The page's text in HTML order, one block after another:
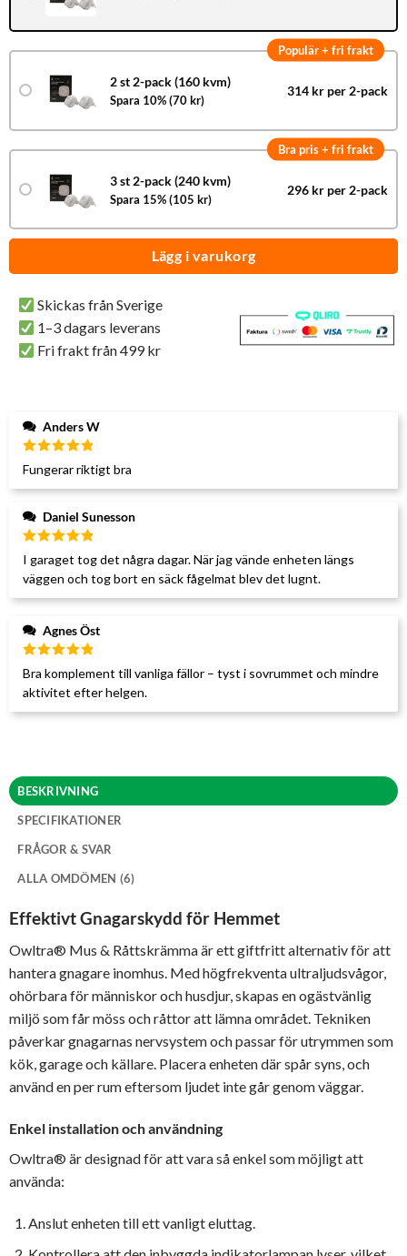
Populär + fri frakt
2 st 2-pack (160 kvm)
Spara 10% (70 kr)
314 kr per 2-pack
Bra pris + fri frakt
3 st 2-pack (240 kvm)
Spara 15% (105 kr)
296 kr per 2-pack
Lägg i varukorg
Skickas från Sverige
1–3 dagars leverans
Fri frakt från 499 kr
Anders W
Betygsatt
5av 5
Fungerar riktigt bra
Daniel Sunesson
Betygsatt
5 av 5
I garaget tog det några dagar. När jag vände enheten längs
väggen och tog bort en säck fågelmat blev det lugnt.
Agnes Öst
Betygsatt
5av 5
Bra komplement till vanliga fällor – tyst i sovrummet och mindre
aktivitet efter helgen.
BESKRIVNING
SPECIFIKATIONER
FRÅGOR & SVAR
ALLA OMDÖMEN (6)
Effektivt Gnagarskydd för Hemmet
Owltra® Mus & Råttskrämma är ett giftfritt alternativ för att
hantera gnagare inomhus. Med högfrekventa ultraljudsvågor,
ohörbara för människor och husdjur, skapas en ogästvänlig
miljö som får möss och råttor att lämna området. Tekniken
påverkar gnagarnas nervsystem och passar för utrymmen som
kök, garage och källare. Placera enheten där spår syns, och
använd en per rum eftersom ljudet inte går genom väggar.
Enkel installation och användning
Owltra® är designad för att vara så enkel som möjligt att
använda:
Anslut enheten till ett vanligt eluttag.